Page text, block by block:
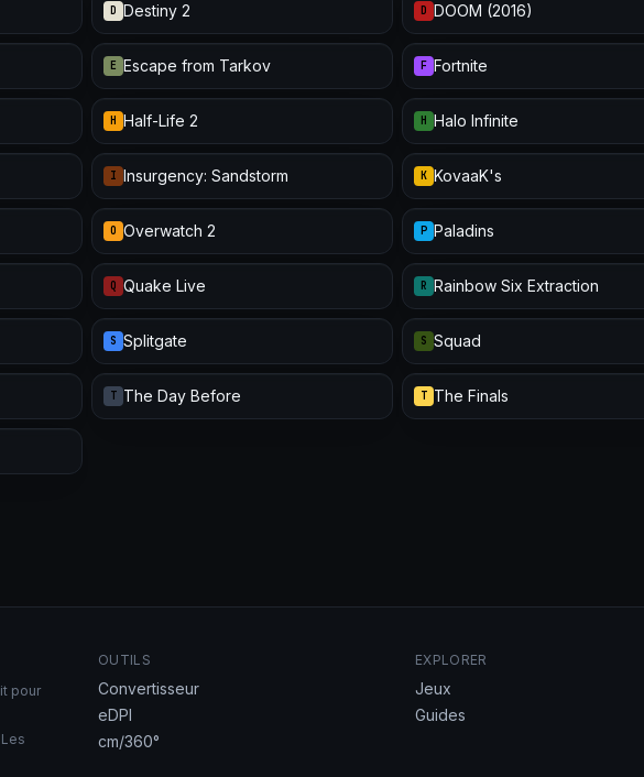
D Destiny 2 D DOOM (2016)
E Escape from Tarkov F Fortnite
H Half-Life 2 H Halo Infinite
I Insurgency: Sandstorm K KovaaK's
O Overwatch 2 P Paladins
Q Quake Live R Rainbow Six Extraction
S Splitgate S Squad
T The Day Before T The Finals
pour
OUTILS
Convertisseur
eDPI
cm/360°
EXPLORER
Jeux
Guides